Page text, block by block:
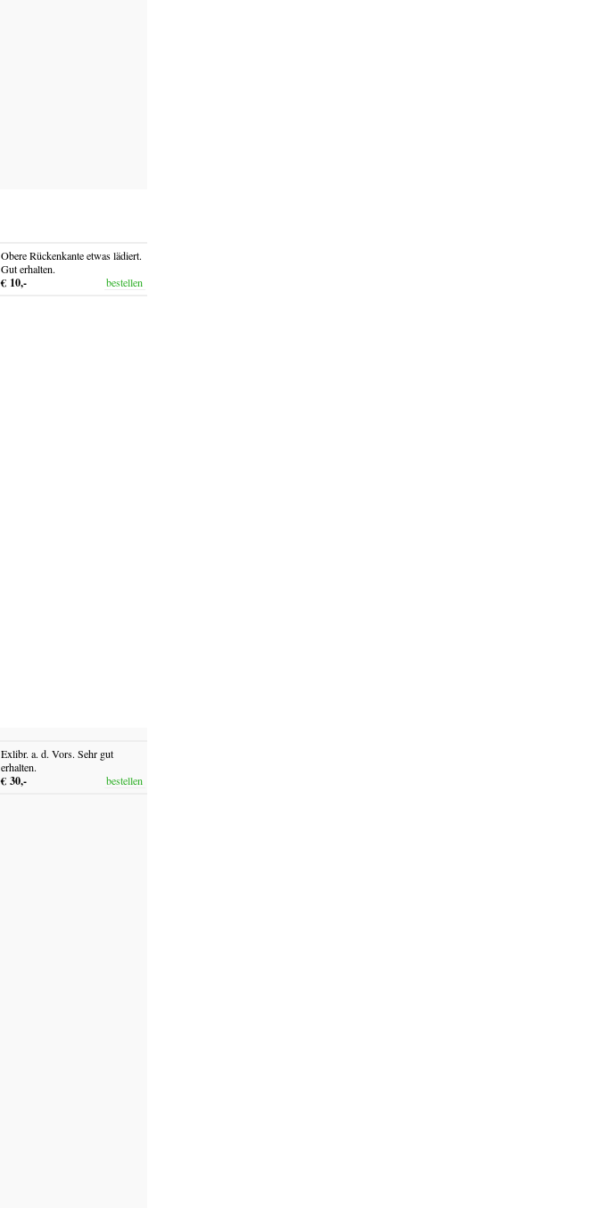
Obere Rückenkante etwas lädiert.
Gut erhalten.
€ 10,- bestellen
Exlibr. a. d. Vors. Sehr gut
erhalten.
€ 30,- bestellen